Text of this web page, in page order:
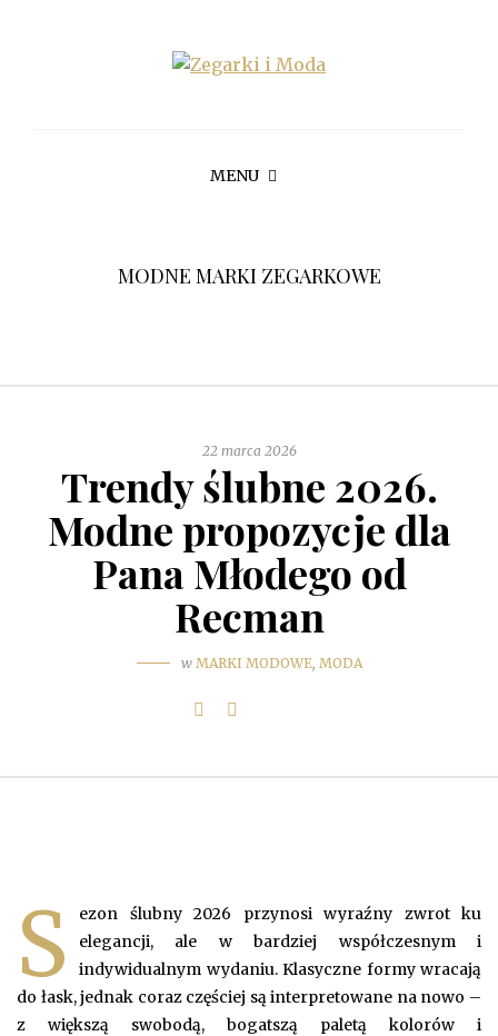
MENU
MODNE MARKI ZEGARKOWE
22 marca 2026
Trendy ślubne 2026.
Modne propozycje dla
Pana Młodego od
Recman
w MARKI MODOWE, MODA
S
ezon ślubny 2026 przynosi wyraźny zwrot ku
elegancji, ale w bardziej współczesnym i
indywidualnym wydaniu. Klasyczne formy wracają
do łask, jednak coraz częściej są interpretowane na nowo –
z większą swobodą, bogatszą paletą kolorów i